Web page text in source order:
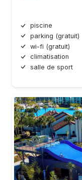
piscine
parking (gratuit)
wi-fi (gratuit)
climatisation
salle de sport